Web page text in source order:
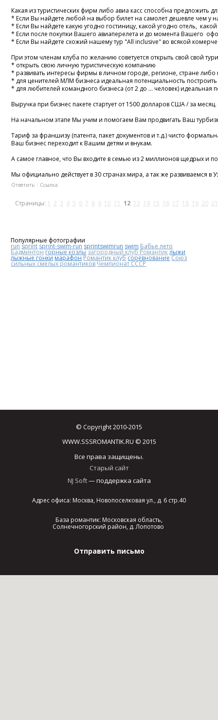
Какая из туристических фирм либо авиа касс способна предложить
* Если Вы найдете любой на выбор билет на самолет дешевле чем у
* Если Вы найдете какую угодно гостиницу, какой угодно отель,
* Если после покупки Вашего авиаперелета и до момента Вашего
* Если Вы найдете схожий нашему тур "All inclusive" во всякой
При этом членам клуба по желанию советуется открыть свой свой
* открыть свою личную туристическую компанию
* развивать интересы фирмы в личном городе, регионе, стране
* для ценителей МЛМ бизнеса идеальная потенциальность
* для любителей командного бизнеса (от 2 до ... человек) идеальная
Выручка при бизнес пакете стартует от 1500 долларов США / за
На начальном этапе Мы учим и помогаем Вам продвигать Ваш
Тариф за франшизу (патента, пакет документов и т.д.) чисто
Ваш бизнес переходит к Вашим детям и внукам.
А самое главное, что Вы входите в семью из 2 миллионов щедрых и
Мы официально действует в 30 странах мира, а так же развиваемся
Ответить Ссылка
Страницы: 1 2 3 4 5 6 7 8 9 10 11 12 13 14 15 16 17 18 19 20 21
Популярные фотографии
run sprint sprint-swim-run sprintswimrun swim Бабье лето
Бадминтонгорные козлы загородный клуб Романтиклыжи
лыжные гонки марафонРомантик клубсоревнованиеСоюз
сильных смелых романтиковЧемпионат СССР
© Copyright 2010-2015
WWW.SSSROMANTIK.RU © 2015
Все права защищены.
Старый сайт
NJ Soft— поддержка сайта
Адрес офиса: Москва, Новопоселковая ул., д. 6 стр.40
База романтик: Московская область,
Солнечногорский район, д. Лопотово
Отправить письмо